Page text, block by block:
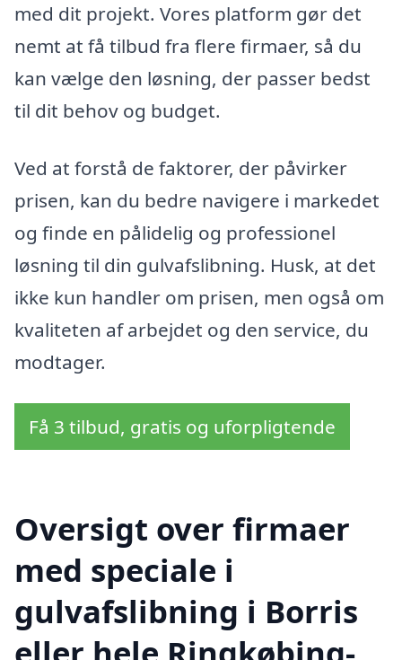
med dit projekt. Vores platform gør det
nemt at få tilbud fra flere firmaer, så du
kan vælge den løsning, der passer bedst
til dit behov og budget.
Ved at forstå de faktorer, der påvirker
prisen, kan du bedre navigere i markedet
og finde en pålidelig og professionel
løsning til din gulvafslibning. Husk, at det
ikke kun handler om prisen, men også om
kvaliteten af arbejdet og den service, du
modtager.
Få 3 tilbud, gratis og uforpligtende
Oversigt over firmaer
med speciale i
gulvafslibning i Borris